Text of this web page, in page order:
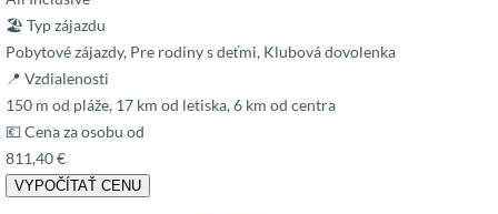
🏖 Typ zájazdu
Pobytové zájazdy, Pre rodiny s deťmi, Klubová dovolenka
📍 Vzdialenosti
150 m od pláže, 17 km od letiska, 6 km od centra
💶 Cena za osobu od
811,40 €
VYPOČÍTAŤ CENU